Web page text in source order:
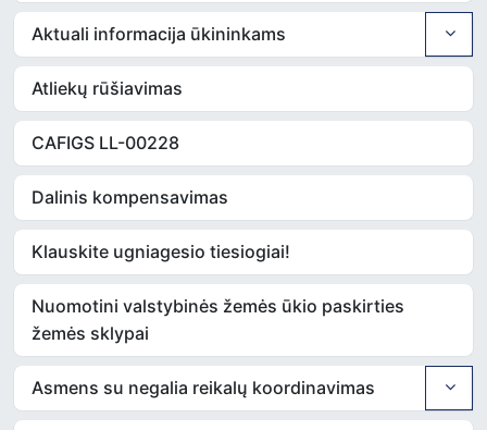
Aktuali informacija ūkininkams
Atliekų rūšiavimas
CAFIGS LL-00228
Dalinis kompensavimas
Klauskite ugniagesio tiesiogiai!
Nuomotini valstybinės žemės ūkio paskirties
žemės sklypai
Asmens su negalia reikalų koordinavimas